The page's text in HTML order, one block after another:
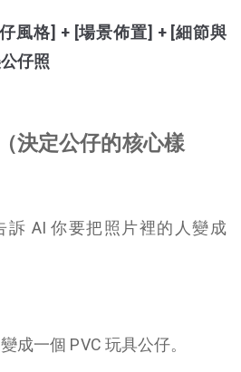
風格] + [場景佈置] + [細節與
仔照
決定公仔的核心樣
訴 AI 你要把照片裡的人變成
成一個 PVC 玩具公仔。